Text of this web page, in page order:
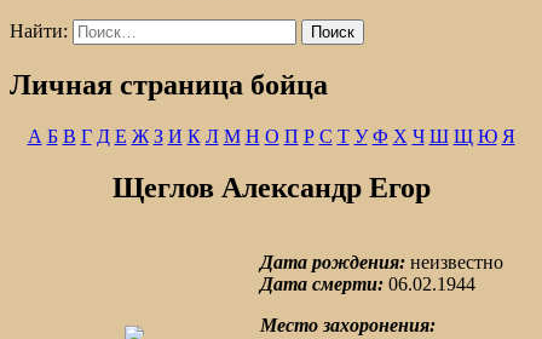
Найти:
Личная страница бойца
А Б В Г Д Е Ж З И К Л М Н О П Р С Т У Ф Х Ч Ш Щ Ю Я
Щеглов Александр Егор
Дата рождения: неизвестно
Дата смерти: 06.02.1944
Место захоронения: